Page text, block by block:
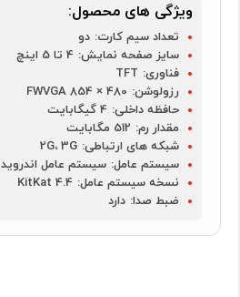
ویژگی های محصول:
تعداد سیم کارت: دو
سایز صفحه نمایش: 4 تا 5 اینچ
فناوری: TFT
رزولوشن: 480 × FWVGA 854
حافظه داخلی: 4 گیگابایت
مقدار رم: 512 مگابایت
شبکه های ارتباطی: 2G، 3G
سیستم عامل: سیستم عامل اندروید
نسخه سیستم عامل: 4.4 KitKat
ضبط صدا: دارد